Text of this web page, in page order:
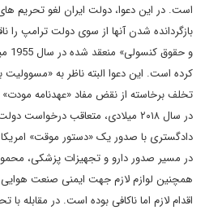
است. در این دعوا، دولت ایران لغو تحریم
بازگردانده شدن آنها از سوی دولت ترامپ را
و
کرده است. این دعوا البته ناظر به
تخلف برخاسته از نقض مفاد «عهدنامه
در سال ۲۰۱۸ میلادی، متعاقب
دادگستری با صدور یک «دستور موقت» امریکا
در مسیر صدور دارو و تجهیزات پزشکی،
همچنین لوازم لازم جهت ایمنی صنعت هوایی
اقدام لازم اما ناکافی بوده است. در مقابله با